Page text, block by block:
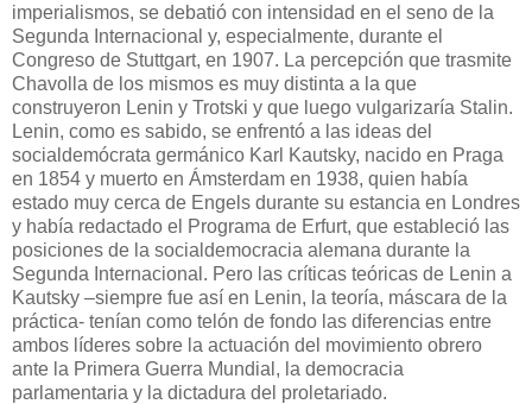
imperialismos, se debatió con intensidad en el seno de la
Segunda Internacional y, especialmente, durante el
Congreso de Stuttgart, en 1907. La percepción que trasmite
Chavolla de los mismos es muy distinta a la que
construyeron Lenin y Trotski y que luego vulgarizaría Stalin.
Lenin, como es sabido, se enfrentó a las ideas del
socialdemócrata germánico Karl Kautsky, nacido en Praga
en 1854 y muerto en Ámsterdam en 1938, quien había
estado muy cerca de Engels durante su estancia en Londres
y había redactado el Programa de Erfurt, que estableció las
posiciones de la socialdemocracia alemana durante la
Segunda Internacional. Pero las críticas teóricas de Lenin a
Kautsky –siempre fue así en Lenin, la teoría, máscara de la
práctica- tenían como telón de fondo las diferencias entre
ambos líderes sobre la actuación del movimiento obrero
ante la Primera Guerra Mundial, la democracia
parlamentaria y la dictadura del proletariado.